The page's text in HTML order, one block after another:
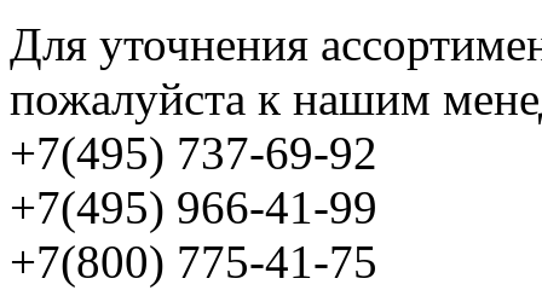
Для уточнения
пожалуйста к нашим
+7(495) 737-69-92
+7(495) 966-41-99
+7(800) 775-41-75